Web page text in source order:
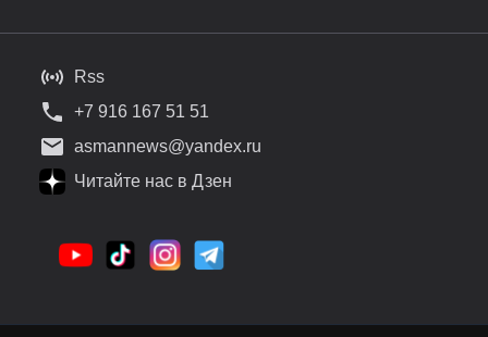
Rss
+7 916 167 51 51
asmannews@yandex.ru
Читайте нас в Дзен